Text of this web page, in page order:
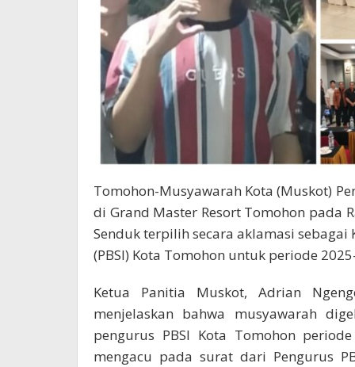
Tomohon-Musyawarah Kota (Muskot)
di Grand Master Resort Tomohon pada
Senduk terpilih secara aklamasi
(PBSI) Kota Tomohon untuk periode
Ketua Panitia Muskot, Adrian
menjelaskan bahwa musyawarah
pengurus PBSI Kota Tomohon
mengacu pada surat dari Pengurus